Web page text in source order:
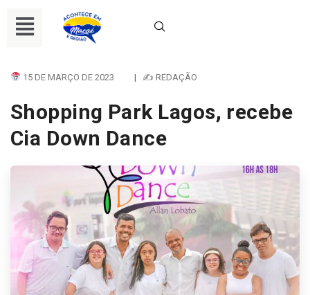
15 DE MARÇO DE 2023 | ✍ REDAÇÃO
Shopping Park Lagos, recebe
Cia Down Dance